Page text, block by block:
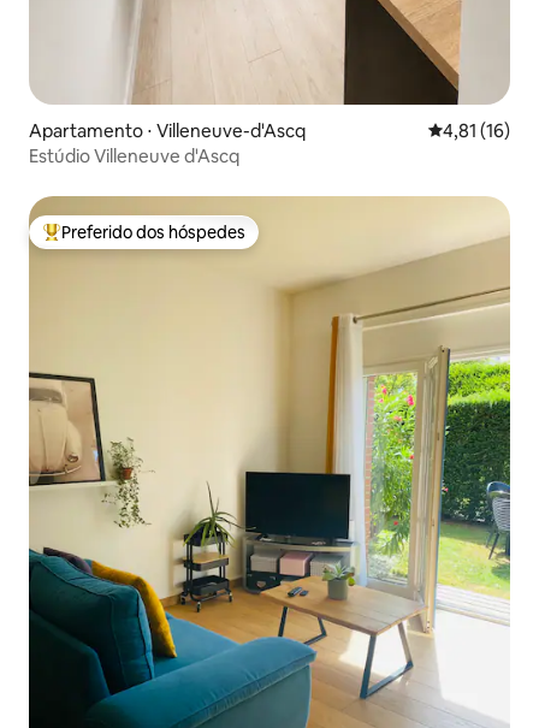
Apartamento ⋅ Villeneuve-d'Ascq 4,81 de uma
4,81 (16)
Estúdio Villeneuve d'Ascq
Entre os melhores preferidos dos hóspedes
Preferido dos hóspedes